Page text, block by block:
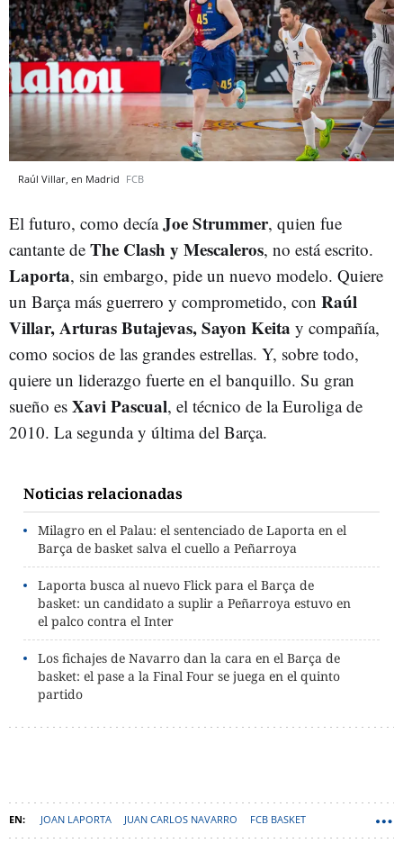
Raúl Villar, en Madrid FCB
El futuro, como decíaJoe Strummer, quien fue
cantante de The Clash y Mescaleros, no está escrito.
Laporta, sin embargo, pide un nuevo modelo. Quiere
un Barça más guerrero y comprometido, con Raúl
Villar, Arturas Butajevas, Sayon Keita y compañía,
como socios de las grandes estrellas. Y, sobre todo,
quiere un liderazgo fuerte en el banquillo. Su gran
sueño es Xavi Pascual, el técnico de la Euroliga de
2010. La segunda y última del Barça.
Noticias relacionadas
Milagro en el Palau: el sentenciado de Laporta en el
Barça de basket salva el cuello a Peñarroya
Laporta busca al nuevo Flick para el Barça de
basket: un candidato a suplir a Peñarroya estuvo en
el palco contra el Inter
Los fichajes de Navarro dan la cara en el Barça de
basket: el pase a la Final Four se juega en el quinto
partido
JOAN LAPORTA JUAN CARLOS NAVARRO FCB BASKET